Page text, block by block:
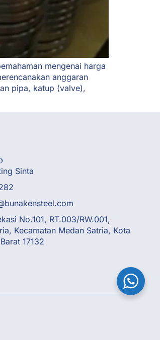
mengenai harga
anggaran
pipa, katup (valve),
Sinta
No.101, RT.003/RW.001,
Kecamatan Medan Satria, Kota
17132